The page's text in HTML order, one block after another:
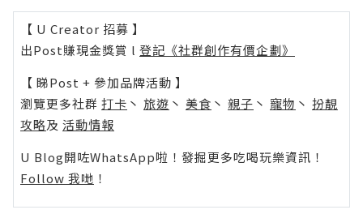
【 U Creator 招募 】
出Post賺現金獎賞 l 登記《社群創作有價企劃》
【 睇Post + 參加品牌活動 】
瀏覽更多社群 打卡 丶 旅遊 丶 美食 丶 親子 丶 寵物 丶 扮靚
攻略及 活動情報
U Blog開咗WhatsApp啦！發掘更多吃喝玩樂資訊！
Follow 我哋 ！